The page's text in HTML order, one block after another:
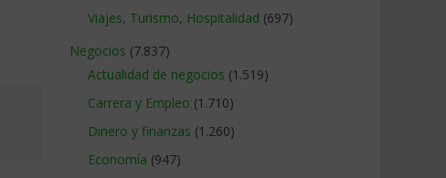
Viajes, Turismo, Hospitalidad (697)
Negocios (7.837)
Actualidad de negocios (1.519)
Carrera y Empleo (1.710)
Dinero y finanzas (1.260)
Economía (947)